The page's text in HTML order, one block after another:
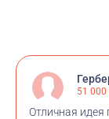
51 000
Отличная